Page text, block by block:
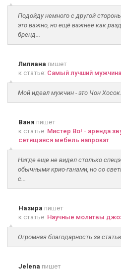
Подойду немного с другой
это важно, но ещё важнее как
бренд...
Лилиана пишет
к статье: Самый лучший
Мой идеал мужчин - это Чон Хосок.
Ваня пишет
к статье: Мистер Во! - аренда
сетящаяся мебель напрокат
Нигде еще не видел столько
обычными крио-ганами, но со
с...
Назира пишет
к статье: Научные молитвы
Огромная благодарность за
Jelena пишет